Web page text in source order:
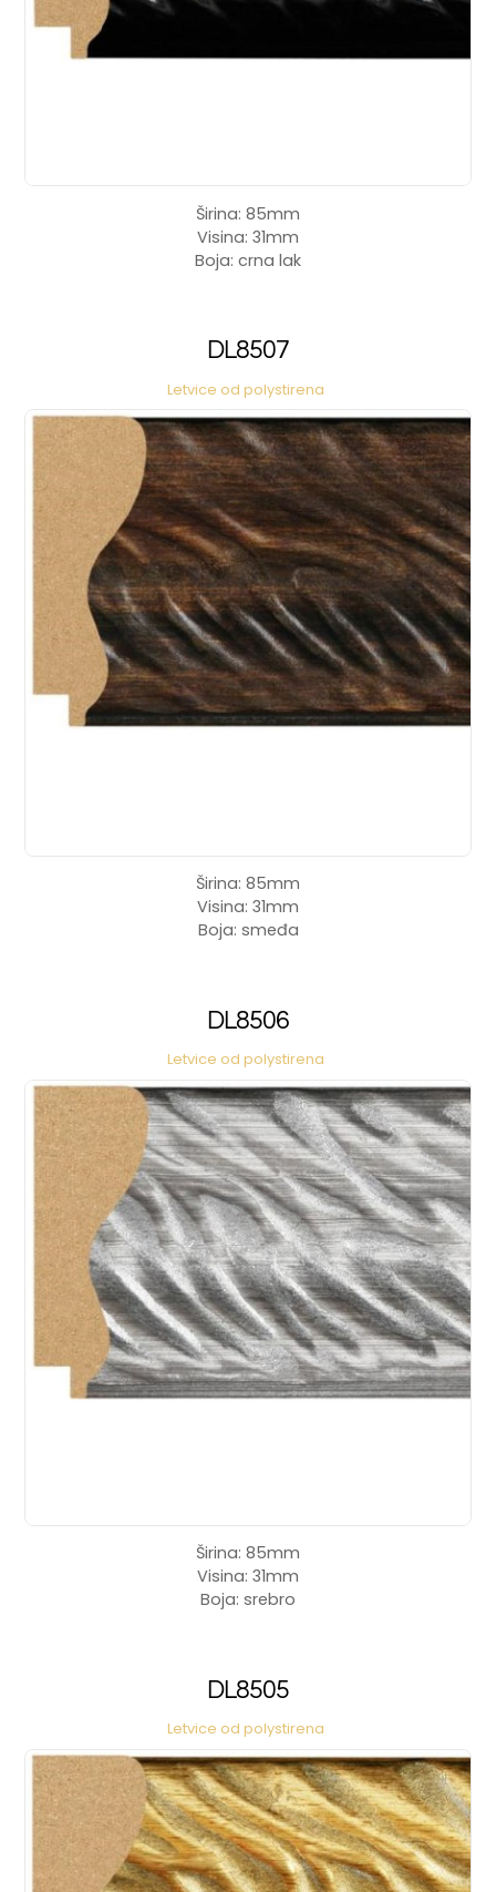
Širina: 85mm
Visina: 31mm
Boja: crna lak
DL8507
Letvice od polystirena
Širina: 85mm
Visina: 31mm
Boja: smeđa
DL8506
Letvice od polystirena
Širina: 85mm
Visina: 31mm
Boja: srebro
DL8505
Letvice od polystirena